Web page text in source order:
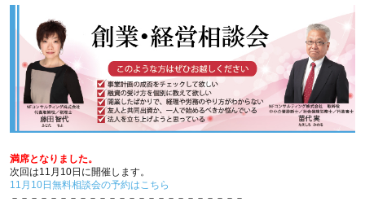
満席となりました。
次回は11月10日に開催します。
11月10日無料相談会の予約はこちら
－－－－－－－－－－－－－－－－－－－－－－－－